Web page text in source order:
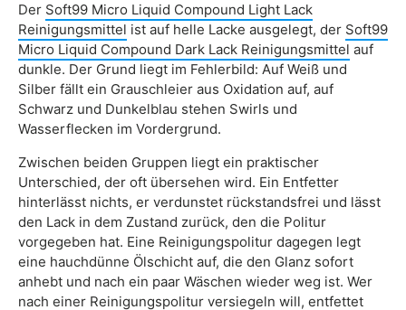
Der Soft99 Micro Liquid Compound Light Lack
Reinigungsmittel ist auf helle Lacke ausgelegt, der Soft99
Micro Liquid Compound Dark Lack Reinigungsmittel auf
dunkle. Der Grund liegt im Fehlerbild: Auf Weiß und
Silber fällt ein Grauschleier aus Oxidation auf, auf
Schwarz und Dunkelblau stehen Swirls und
Wasserflecken im Vordergrund.
Zwischen beiden Gruppen liegt ein praktischer
Unterschied, der oft übersehen wird. Ein Entfetter
hinterlässt nichts, er verdunstet rückstandsfrei und lässt
den Lack in dem Zustand zurück, den die Politur
vorgegeben hat. Eine Reinigungspolitur dagegen legt
eine hauchdünne Ölschicht auf, die den Glanz sofort
anhebt und nach ein paar Wäschen wieder weg ist. Wer
nach einer Reinigungspolitur versiegeln will, entfettet